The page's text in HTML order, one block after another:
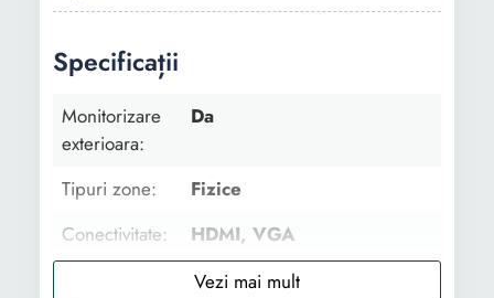
Specificații
Monitorizare
exterioara:
Da
Tipuri zone:
Fizice
Conectivitate:
HDMI, VGA
8